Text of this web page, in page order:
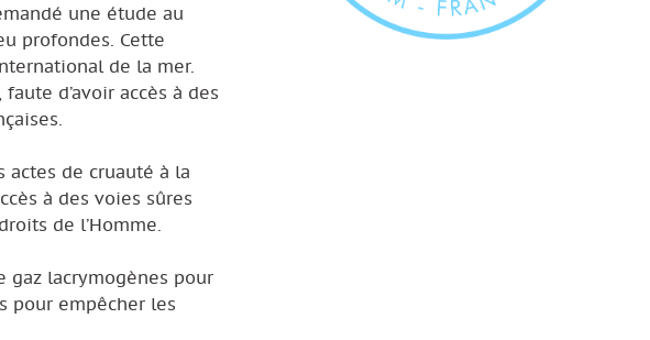
une étude au
profondes. Cette
de la mer.
d’avoir accès à des
de cruauté à la
à des voies sûres
de l’Homme.
gaz lacrymogènes pour
pour empêcher les